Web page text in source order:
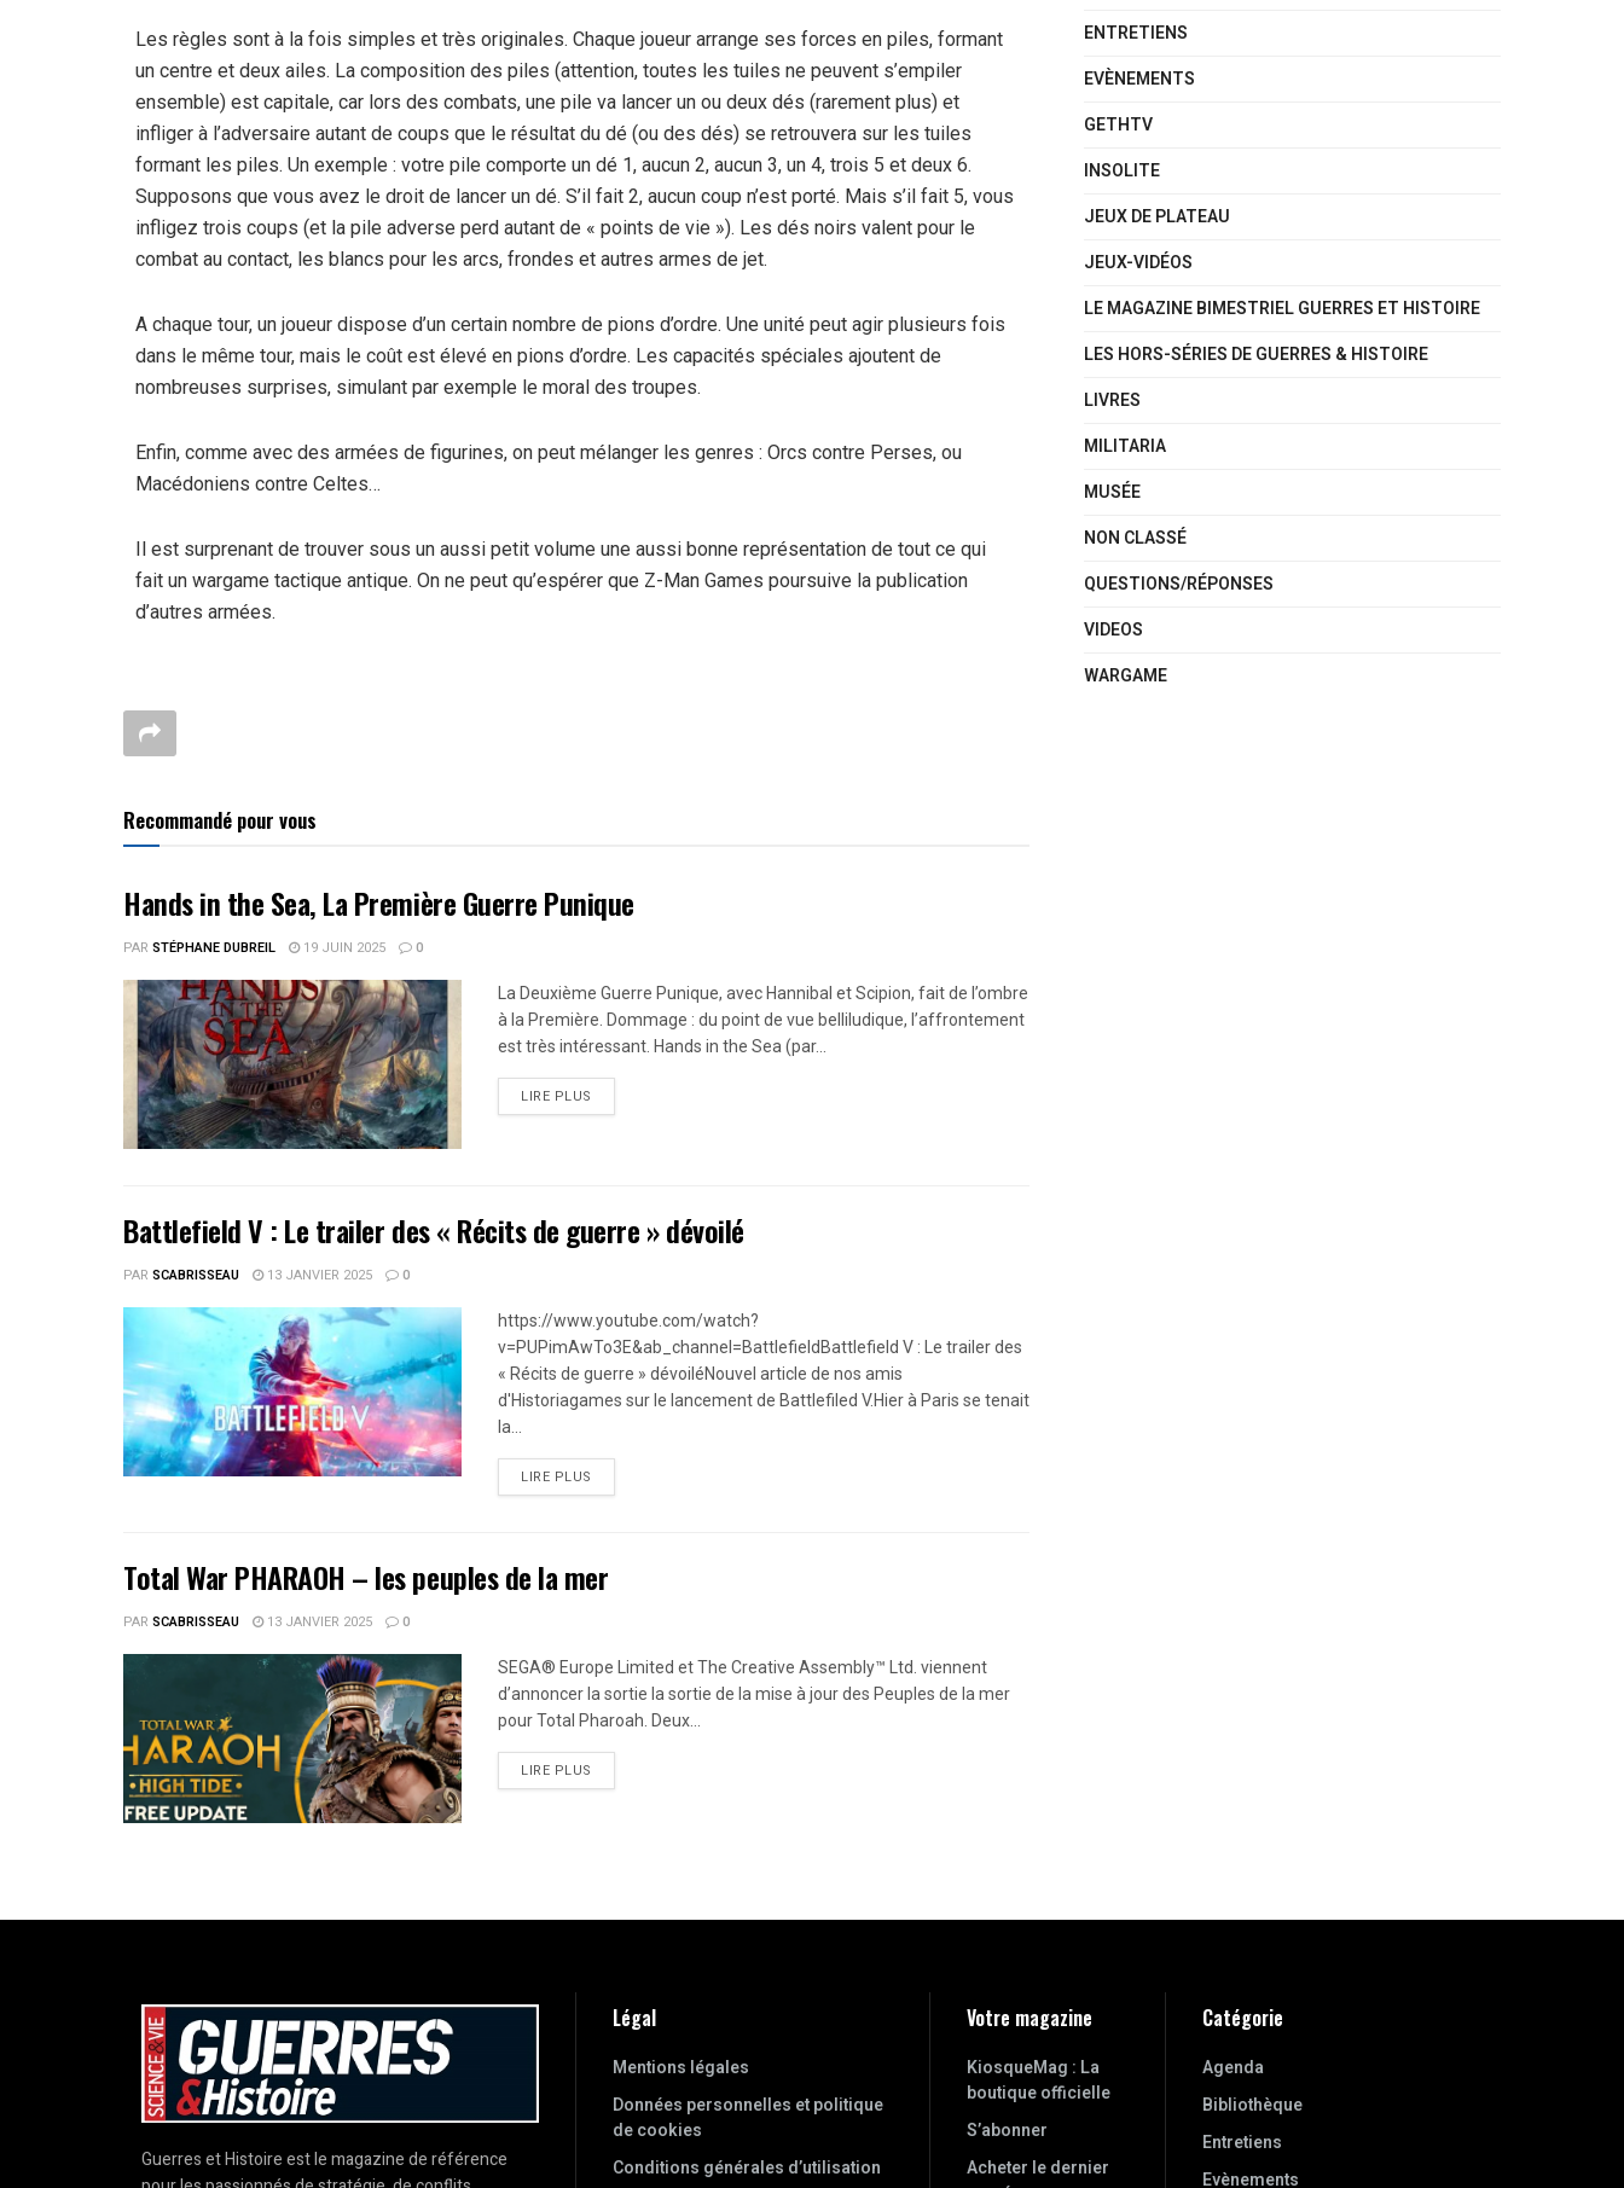
Les règles sont à la fois simples et très originales. Chaque joueur arrange ses forces en piles, formant
un centre et deux ailes. La composition des piles (attention, toutes les tuiles ne peuvent s’empiler
ensemble) est capitale, car lors des combats, une pile va lancer un ou deux dés (rarement plus) et
infliger à l’adversaire autant de coups que le résultat du dé (ou des dés) se retrouvera sur les tuiles
formant les piles. Un exemple : votre pile comporte un dé 1, aucun 2, aucun 3, un 4, trois 5 et deux 6.
Supposons que vous avez le droit de lancer un dé. S’il fait 2, aucun coup n’est porté. Mais s’il fait 5, vous
infligez trois coups (et la pile adverse perd autant de « points de vie »). Les dés noirs valent pour le
combat au contact, les blancs pour les arcs, frondes et autres armes de jet.
A chaque tour, un joueur dispose d’un certain nombre de pions d’ordre. Une unité peut agir plusieurs fois
dans le même tour, mais le coût est élevé en pions d’ordre. Les capacités spéciales ajoutent de
nombreuses surprises, simulant par exemple le moral des troupes.
Enfin, comme avec des armées de figurines, on peut mélanger les genres : Orcs contre Perses, ou
Macédoniens contre Celtes…
Il est surprenant de trouver sous un aussi petit volume une aussi bonne représentation de tout ce qui
fait un wargame tactique antique. On ne peut qu’espérer que Z-Man Games poursuive la publication
d’autres armées.
Recommandé pour vous
Hands in the Sea, La Première Guerre Punique
PAR STÉPHANE DUBREIL 19 JUIN 2025 0
La Deuxième Guerre Punique, avec Hannibal et Scipion, fait de l’ombre
à la Première. Dommage : du point de vue belliludique, l’affrontement
est très intéressant. Hands in the Sea (par...
LIRE PLUS
Battlefield V : Le trailer des « Récits de guerre » dévoilé
PAR SCABRISSEAU 13 JANVIER 2025 0
https://www.youtube.com/watch?
v=PUPimAwTo3E&ab_channel=BattlefieldBattlefield V : Le trailer des
« Récits de guerre » dévoiléNouvel article de nos amis
d'Historiagames sur le lancement de Battlefiled V.Hier à Paris se tenait
la...
LIRE PLUS
Total War PHARAOH – les peuples de la mer
PAR SCABRISSEAU 13 JANVIER 2025 0
SEGA® Europe Limited et The Creative Assembly™ Ltd. viennent
d’annoncer la sortie la sortie de la mise à jour des Peuples de la mer
pour Total Pharoah. Deux...
LIRE PLUS
ENTRETIENS
EVÈNEMENTS
GETHTV
INSOLITE
JEUX DE PLATEAU
JEUX-VIDÉOS
LE MAGAZINE BIMESTRIEL GUERRES ET HISTOIRE
LES HORS-SÉRIES DE GUERRES & HISTOIRE
LIVRES
MILITARIA
MUSÉE
NON CLASSÉ
QUESTIONS/RÉPONSES
VIDEOS
WARGAME
Guerres et Histoire est le magazine de référence
Légal
Mentions légales
Données personnelles et politique
de cookies
Conditions générales d’utilisation
Votre magazine
KiosqueMag : La
boutique officielle
S’abonner
Acheter le dernier
Catégorie
Agenda
Bibliothèque
Entretiens
Evènements